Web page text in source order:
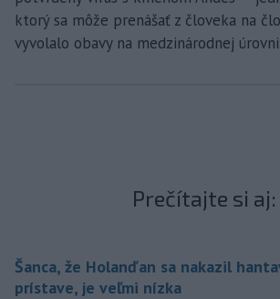
ktorý sa môže prenášať z človeka na
vyvolalo obavy na medzinárodnej úrovni.
Prečítajte si aj:
Šanca, že Holanďan sa nakazil
prístave, je veľmi nízka